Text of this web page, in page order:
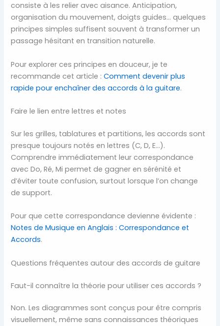
consiste à les relier avec aisance. Anticipation,
organisation du mouvement, doigts guides… quelques
principes simples suffisent souvent à transformer un
passage hésitant en transition naturelle.
Pour explorer ces principes en douceur, je te
recommande cet article :Comment devenir plus
rapide pour enchaîner des accords à la guitare.
Faire le lien entre lettres et notes
Sur les grilles, tablatures et partitions, les accords sont
presque toujours notés en lettres (C, D, E…).
Comprendre immédiatement leur correspondance
avec Do, Ré, Mi permet de gagner en sérénité et
d’éviter toute confusion, surtout lorsque l’on change
de support.
Pour que cette correspondance devienne évidente :
Notes de Musique en Anglais : Correspondance et
Accords.
Questions fréquentes autour des accords de guitare
Faut-il connaître la théorie pour utiliser ces accords ?
Non. Les diagrammes sont conçus pour être compris
visuellement, même sans connaissances théoriques